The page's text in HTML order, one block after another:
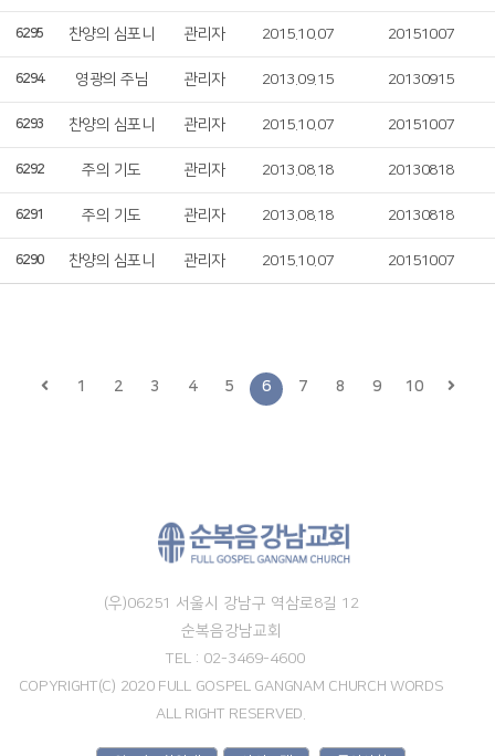
6295 찬양의 심포니 관리자 2015.10.07 20151007
6294 영광의 주님 관리자 2013.09.15 20130915
6293 찬양의 심포니 관리자 2015.10.07 20151007
6292 주의 기도 관리자 2013.08.18 20130818
6291 주의 기도 관리자 2013.08.18 20130818
6290 찬양의 심포니 관리자 2015.10.07 20151007
1 2 3 4 5 6 7 8 9 10
(우)06251 서울시 강남구 역삼로8길 12
순복음강남교회
TEL : 02-3469-4600
COPYRIGHT(C) 2020 FULL GOSPEL GANGNAM CHURCH WORDS
ALL RIGHT RESERVED.